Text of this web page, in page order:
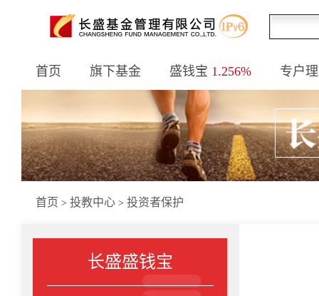
首页 旗下基金 盛钱宝 1.256% 专户
首页 > 投教中心 > 投资者保护
长盛盛钱宝